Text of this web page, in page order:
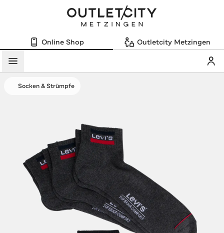
Online Shop Outletcity Metzingen
Menü
Socken & Strümpfe